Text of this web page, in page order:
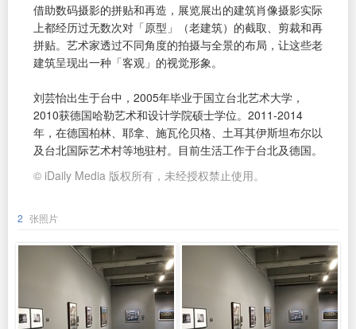
借助数码摄影的拼贴和再造，展览展出的建筑肖像摄影实际
上都经历过无数次对「原型」（老建筑）的截取、剪裁和再
拼贴。艺术家透过不同角度的拍摄与全景的布局，让这些老
建筑呈现出一种「客观」的视觉形象。
刘芸怡出生于台中，2005年毕业于国立台北艺术大学，
2010获德国哈勒艺术和设计学院硕士学位。2011-2014
年，在德国柏林、耶拿、施瓦伦贝格、土耳其伊斯坦布尔以
及台北国际艺术村等地驻村。目前生活工作于台北及德国。
© iDaily Media 版权所有，未经授权禁止使用。
2 张照片